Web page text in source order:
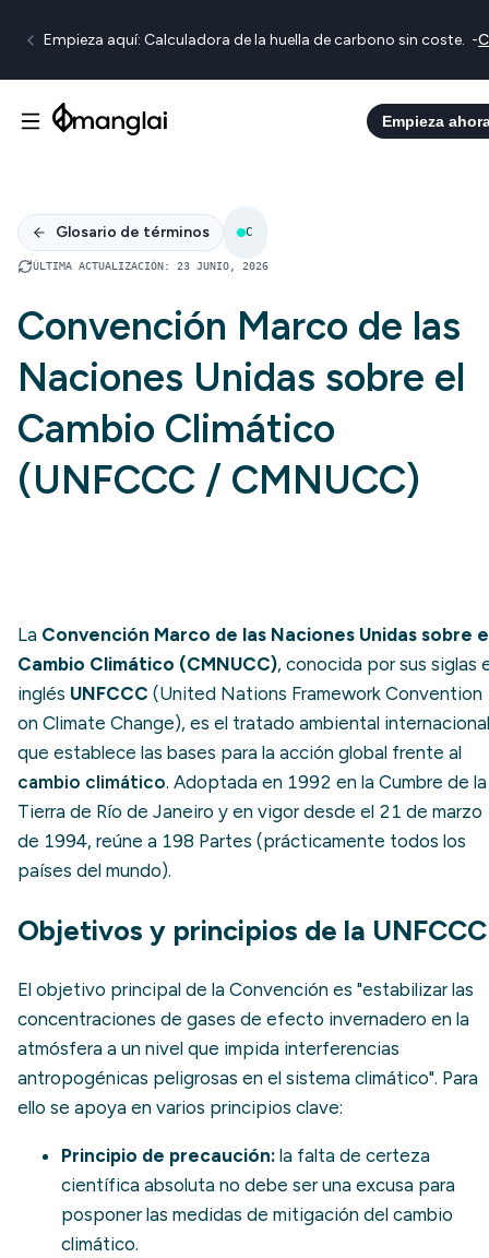
Empieza aquí: Calculadora de la huella de carbono sin coste. -
Empieza
Glosario de términos C
ÚLTIMA ACTUALIZACIÓN: 23 JUNIO, 2026
Convención Marco de las
Naciones Unidas sobre el
Cambio Climático
(UNFCCC / CMNUCC)
La Convención Marco de las Naciones Unidas sobre
Cambio Climático (CMNUCC), conocida por sus siglas
inglés UNFCCC (United Nations Framework Convention
on Climate Change), es el tratado ambiental internacional
que establece las bases para la acción global frente al
cambio climático. Adoptada en 1992 en la Cumbre de la
Tierra de Río de Janeiro y en vigor desde el 21 de marzo
de 1994, reúne a 198 Partes (prácticamente todos los
países del mundo).
Objetivos y principios de la UNFCCC
El objetivo principal de la Convención es "estabilizar las
concentraciones de gases de efecto invernadero en la
atmósfera a un nivel que impida interferencias
antropogénicas peligrosas en el sistema climático". Para
ello se apoya en varios principios clave:
Principio de precaución: la falta de certeza
científica absoluta no debe ser una excusa para
posponer las medidas de mitigación del cambio
climático.